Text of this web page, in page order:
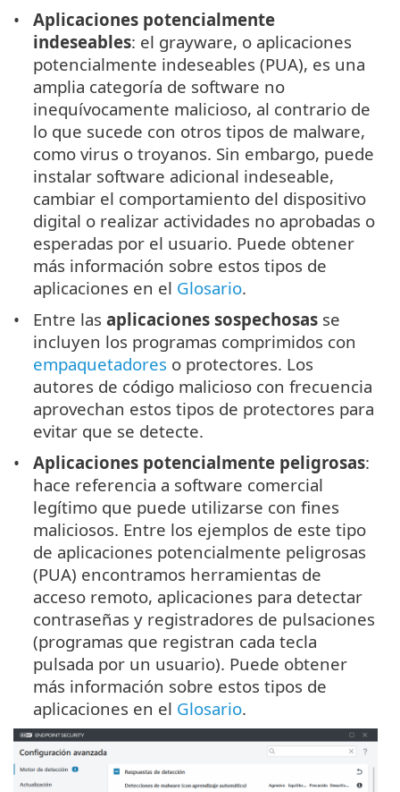
Aplicaciones potencialmente
indeseables: el grayware, o aplicaciones
potencialmente indeseables (PUA), es una
amplia categoría de software no
inequívocamente malicioso, al contrario de
lo que sucede con otros tipos de malware,
como virus o troyanos. Sin embargo, puede
instalar software adicional indeseable,
cambiar el comportamiento del dispositivo
digital o realizar actividades no aprobadas o
esperadas por el usuario. Puede obtener
más información sobre estos tipos de
aplicaciones en el Glosario.
Entre lasaplicaciones sospechosas se
incluyen los programas comprimidos con
empaquetadores o protectores. Los
autores de código malicioso con frecuencia
aprovechan estos tipos de protectores para
evitar que se detecte.
Aplicaciones potencialmente peligrosas:
hace referencia a software comercial
legítimo que puede utilizarse con fines
maliciosos. Entre los ejemplos de este tipo
de aplicaciones potencialmente peligrosas
(PUA) encontramos herramientas de
acceso remoto, aplicaciones para detectar
contraseñas y registradores de pulsaciones
(programas que registran cada tecla
pulsada por un usuario). Puede obtener
más información sobre estos tipos de
aplicaciones en el Glosario.